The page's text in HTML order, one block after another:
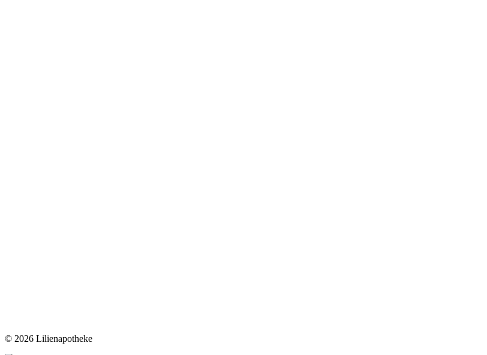
© 2026 Lilienapotheke